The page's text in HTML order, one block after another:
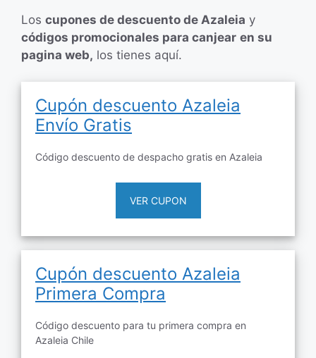
Los cupones de descuento de Azaleia y
códigos promocionales para canjear en su
pagina web, los tienes aquí.
Cupón descuento Azaleia
Envío Gratis
Código descuento de despacho gratis en Azaleia
VER CUPON
Cupón descuento Azaleia
Primera Compra
Código descuento para tu primera compra en
Azaleia Chile